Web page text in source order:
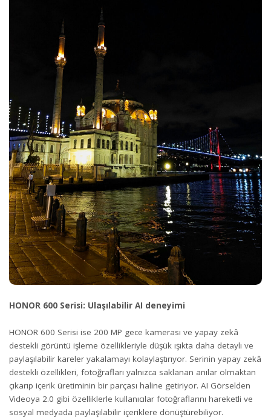
HONOR 600 Serisi: Ulaşılabilir AI deneyimi
HONOR 600 Serisi ise 200 MP gece kamerası ve yapay zekâ
destekli görüntü işleme özellikleriyle düşük ışıkta daha detaylı ve
paylaşılabilir kareler yakalamayı kolaylaştırıyor. Serinin yapay zekâ
destekli özellikleri, fotoğrafları yalnızca saklanan anılar olmaktan
çıkarıp içerik üretiminin bir parçası haline getiriyor. AI Görselden
Videoya 2.0 gibi özelliklerle kullanıcılar fotoğraflarını hareketli ve
sosyal medyada paylaşılabilir içeriklere dönüştürebiliyor.